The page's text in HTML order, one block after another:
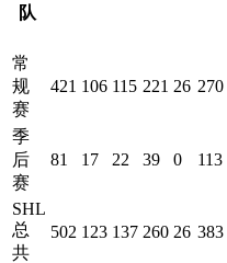
队
常
规
赛
421 106 115 221 26 270
季
后
赛
81 17 22 39 0 113
SHL
总
共
502 123 137 260 26 383